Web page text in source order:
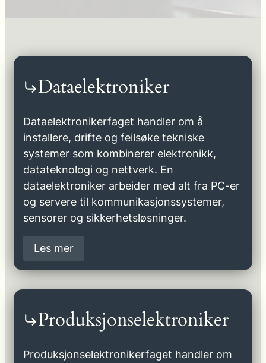
Dataelektroniker
Dataelektronikerfaget handler om å
installere, drifte og feilsøke tekniske
systemer som kombinerer elektronikk,
datateknologi og nettverk. En
dataelektroniker arbeider med alt fra PC-er
og servere til kommunikasjonssystemer,
sensorer og sikkerhetsløsninger.
Les mer
Produksjonselektroniker
Produksjonselektronikerfaget handler om